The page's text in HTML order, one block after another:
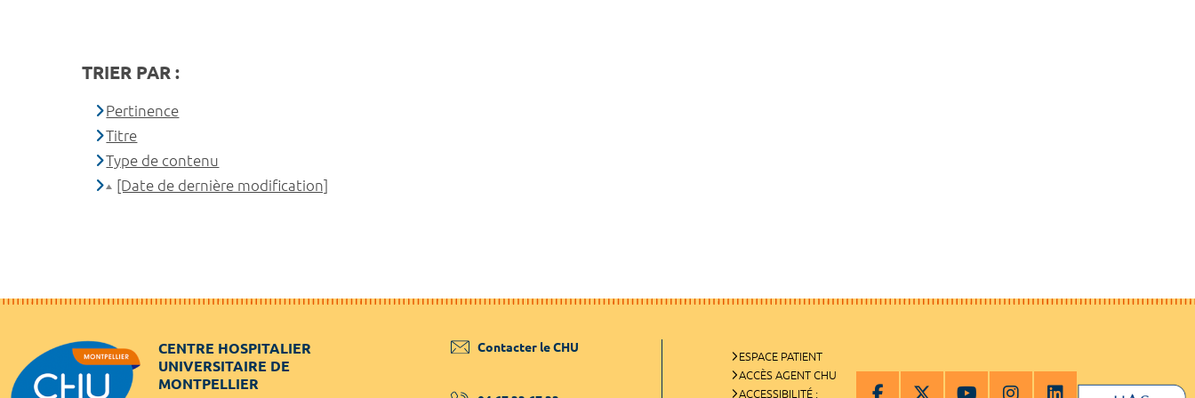
TRIER PAR :
Pertinence
Titre
Type de contenu
[Date de dernière modification]
CENTRE HOSPITALIER
UNIVERSITAIRE DE
MONTPELLIER
Contacter le CHU
ESPACE PATIENT
ACCÈS AGENT CHU
ACCESSIBILITÉ :